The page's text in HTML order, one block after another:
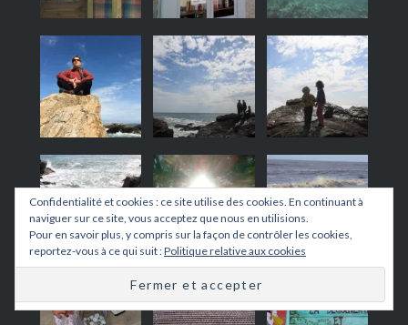
Confidentialité et cookies : ce site utilise des cookies. En continuant à
naviguer sur ce site, vous acceptez que nous en utilisions.
Pour en savoir plus, y compris sur la façon de contrôler les cookies,
reportez-vous à ce qui suit :Politique relative aux cookies